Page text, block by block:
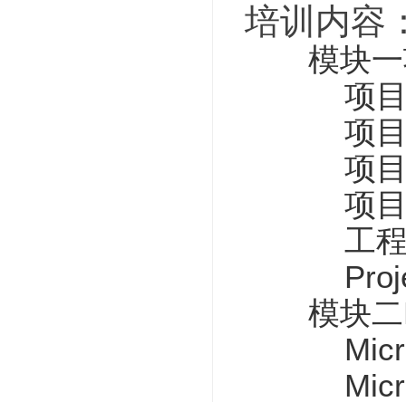
培训内容
模块一
项目
项目管
项目的
项目管
工程及
Project
模块二